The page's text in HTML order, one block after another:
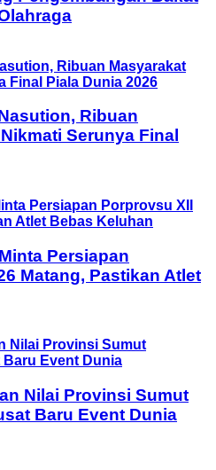
Ribuan
Serunya Final
Persiapan
Matang, Pastikan Atlet
Nilai Provinsi Sumut
Baru Event Dunia